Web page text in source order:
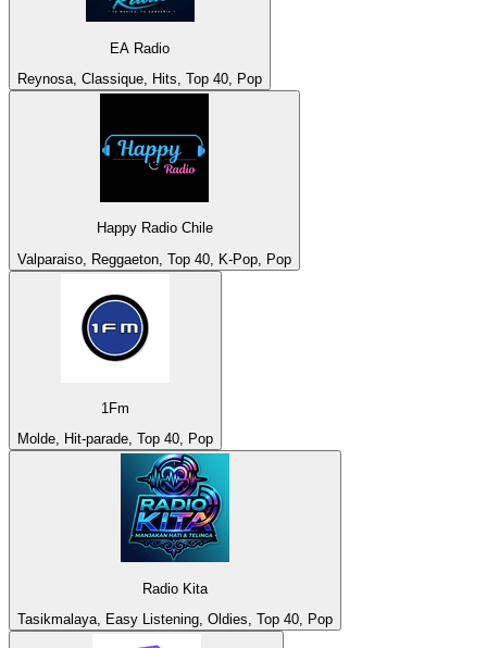
EA Radio
Reynosa, Classique, Hits, Top 40, Pop
Happy Radio Chile
Valparaiso, Reggaeton, Top 40, K-Pop, Pop
1Fm
Molde, Hit-parade, Top 40, Pop
Radio Kita
Tasikmalaya, Easy Listening, Oldies, Top 40, Pop